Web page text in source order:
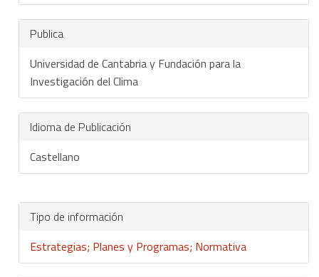
Publica
Universidad de Cantabria y Fundación para la
Investigación del Clima
Idioma de Publicación
Castellano
Tipo de información
Estrategias; Planes y Programas; Normativa